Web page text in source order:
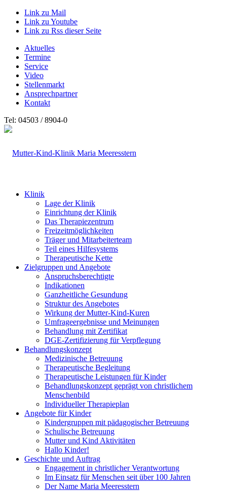
Link zu Mail
Link zu Youtube
Link zu Rss dieser Seite
Aktuelles
Termine
Service
Video
Stellenmarkt
Ansprechpartner
Kontakt
Tel: 04503 / 8904-0
Klinik
Lage der Klinik
Einrichtung der Klinik
Das Therapiezentrum
Freizeitmöglichkeiten
Träger und Mitarbeiterteam
Teil eines Hilfesystems
Therapeutische Kette
Zielgruppen und Angebote
Anspruchsberechtigte
Indikationen
Ganzheitliche Gesundung
Struktur des Angebotes
Wirkung der Mutter-Kind-Kuren
Umfrageergebnisse und Meinungen
Behandlung mit Zertifikat
DGE-Zertifizierung für Verpflegung
Behandlungskonzept
Medizinische Betreuung
Therapeutische Begleitung
Therapeutische Leistungen für Kinder
Behandlungskonzept geprägt von christlichem
Menschenbild
Individueller Therapieplan
Angebote für Kinder
Kindergruppen mit pädagogischer Betreuung
Schulische Betreuung
Mutter und Kind Aktivitäten
Hallo Kinder!
Geschichte und Auftrag
Engagement in christlicher Verantwortung
Im Einsatz für Menschen seit über 100 Jahren
Der Name Maria Meeresstern